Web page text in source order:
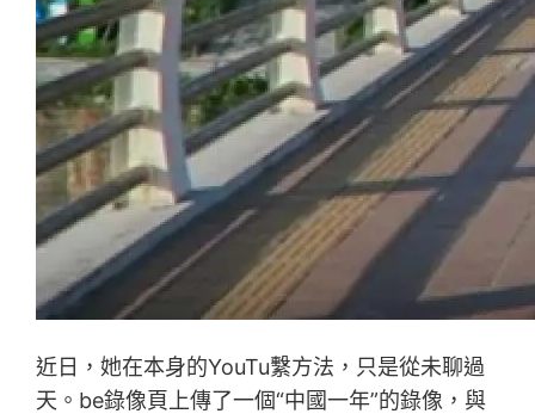
近日，她在本身的YouTu繫方法，只是從未聊過
天。be錄像頁上傳了一個“中國一年”的錄像，與